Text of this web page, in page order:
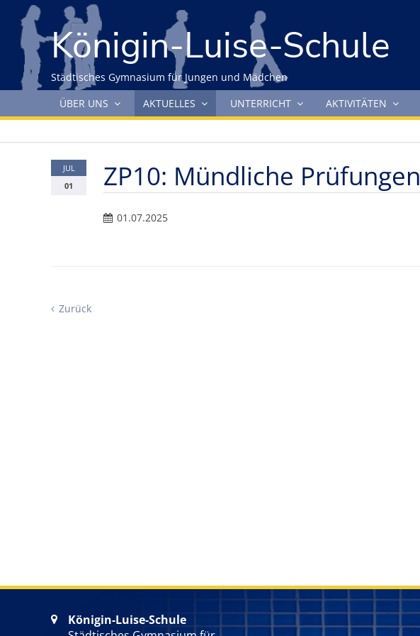
Gleich zum Inhalt der Seite springen
Königin-Luise-Schule
Städtisches Gymnasium für Jungen und Mädchen
Navigation überspringen
ÜBER UNS AKTUELLES UNTERRICHT AKTIVITÄTEN
JUL
01
ZP10: Mündliche Prüfungen
01.07.2025
Zurück

Königin-Luise-Schule